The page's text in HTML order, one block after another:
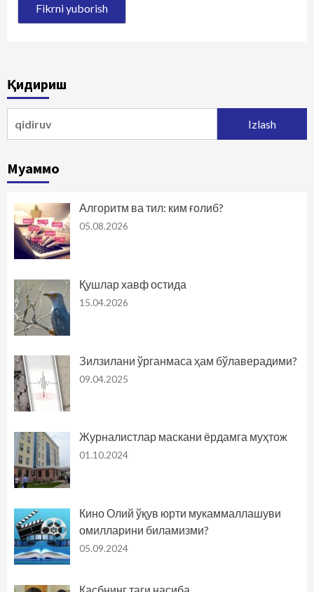
Қидириш
Муаммо
Алгоритм ва тил: ким ғолиб?
05.08.2026
Қушлар хавф остида
15.04.2026
Зилзилани ўрганмаса ҳам бўлаверадими?
09.04.2025
Журналистлар маскани ёрдамга муҳтож
01.10.2024
Кино Олий ўқув юрти мукаммаллашуви
омилларини биламизми?
05.09.2024